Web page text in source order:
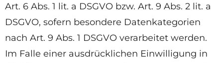
Art. 6 Abs. 1 lit. a DSGVO bzw. Art. 9 Abs. 2 lit. a
DSGVO, sofern besondere Datenkategorien
nach Art. 9 Abs. 1 DSGVO verarbeitet werden.
Im Falle einer ausdrücklichen Einwilligung in